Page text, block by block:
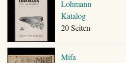
Lohmann
Katalog
20 Seiten
Mifa